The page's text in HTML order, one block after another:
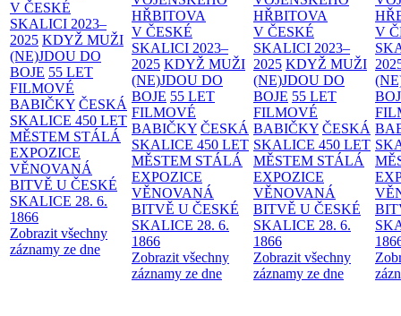
V ČESKÉ
SKALICI 2023–
2025 KDYŽ MUŽI
(NE)JDOU DO
BOJE 55 LET
FILMOVÉ
BABIČKY ČESKÁ
SKALICE 450 LET
MĚSTEM STÁLÁ
EXPOZICE
VĚNOVANÁ
BITVĚ U ČESKÉ
SKALICE 28. 6.
1866
Zobrazit všechny
záznamy ze dne
HŘBITOVA
V ČESKÉ
SKALICI 2023–
2025 KDYŽ MUŽI
(NE)JDOU DO
BOJE 55 LET
FILMOVÉ
BABIČKY ČESKÁ
SKALICE 450 LET
MĚSTEM STÁLÁ
EXPOZICE
VĚNOVANÁ
BITVĚ U ČESKÉ
SKALICE 28. 6.
1866
Zobrazit všechny
záznamy ze dne
HŘBITOVA
V ČESKÉ
SKALICI 2023–
2025 KDYŽ MUŽI
(NE)JDOU DO
BOJE 55 LET
FILMOVÉ
BABIČKY ČESKÁ
SKALICE 450 LET
MĚSTEM STÁLÁ
EXPOZICE
VĚNOVANÁ
BITVĚ U ČESKÉ
SKALICE 28. 6.
1866
Zobrazit všechny
záznamy ze dne
V